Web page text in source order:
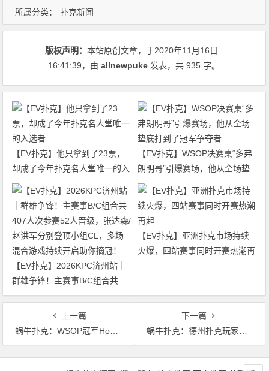
所属分类： 扑克新闻
版权声明：本站原创文章，于2020年11月16日
16:41:39，由allnewpuke 发表，共 935 字。
【EV扑克】他只拿到了23票，
却成了今年扑克名人堂唯一的入
选者
【EV扑克】WSOP决赛桌“多弗
朗明哥”引爆赛场，他从全场垫
底打到了冠军争夺者
【EV扑克】2026KPC济州站｜
群雄争锋！主赛事B/C组合共
407人次参赛52人晋级，张达森/
赵洪军分别登顶小组CL，多场
混合游戏持续开启助你摘冠！
【EV扑克】亚洲扑克市场持续
火爆，四站赛事同时开赛热潮再
上一篇
蜗牛扑克：WSOP冠军Hossein Ensan：”我想念现场扑克”
下一篇
蜗牛扑克：德州扑克玩家的重要课程 – 生活方式的蠕变
文